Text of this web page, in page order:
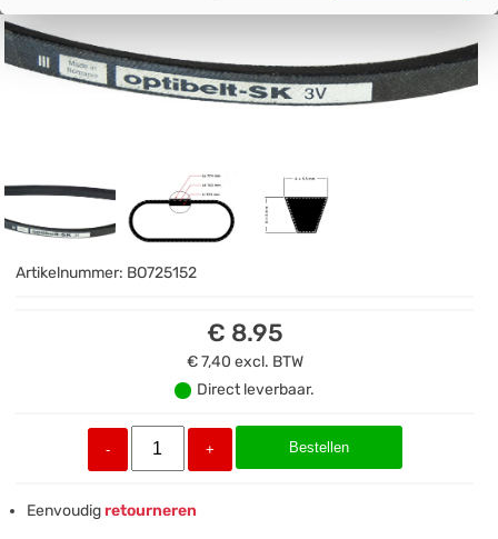
Artikelnummer: BO725152
€ 8.95
€ 7,40 excl. BTW
Direct leverbaar.
- + Bestellen
Eenvoudigretourneren